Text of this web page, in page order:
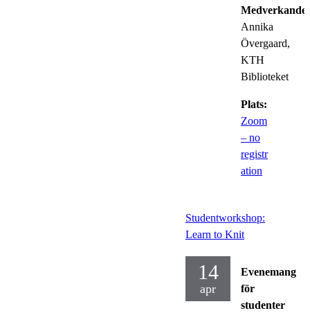
Medverkande:
Annika
Övergaard,
KTH
Biblioteket
Plats:
Zoom
– no
registr
ation
Studentworkshop:
Learn to Knit
14
apr
Evenemang
för
studenter